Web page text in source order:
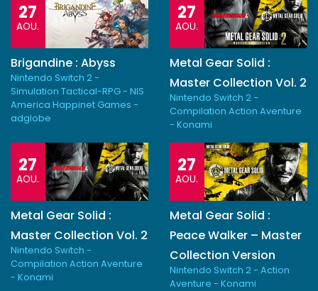
27
AOU.
Brigandine : Abyss
Nintendo Switch 2 -
Simulation Tactical-RPG - NIS
America Happinet Games -
adglobe
27
AOU.
Metal Gear Solid :
Master Collection Vol. 2
Nintendo Switch 2 -
Compilation Action Aventure
- Konami
27
AOU.
Metal Gear Solid :
Master Collection Vol. 2
Nintendo Switch -
Compilation Action Aventure
- Konami
27
AOU.
Metal Gear Solid :
Peace Walker – Master
Collection Version
Nintendo Switch 2 - Action
Aventure - Konami